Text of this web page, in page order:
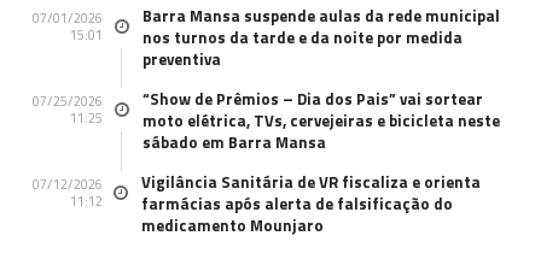
07/01/2026
15:01
Barra Mansa suspende aulas da rede municipal
nos turnos da tarde e da noite por medida
preventiva
07/25/2026
11:25
“Show de Prêmios – Dia dos Pais” vai sortear
moto elétrica, TVs, cervejeiras e bicicleta neste
sábado em Barra Mansa
07/12/2026
11:12
Vigilância Sanitária de VR fiscaliza e orienta
farmácias após alerta de falsificação do
medicamento Mounjaro